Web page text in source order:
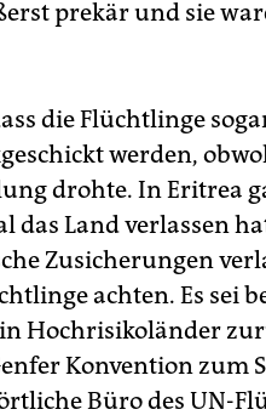
prekär und sie
die Flüchtlinge
werden,
drohte. In Eritrea
das Land verlassen
Zusicherungen
achten. Es sei
Hochrisikoländer
Konvention zum
Büro des UN-